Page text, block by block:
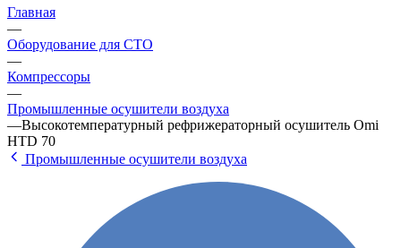
Главная
—
Оборудование для СТО
—
Компрессоры
—
Промышленные осушители воздуха
—Высокотемпературный рефрижераторный осушитель Omi
HTD 70
Промышленные осушители воздуха